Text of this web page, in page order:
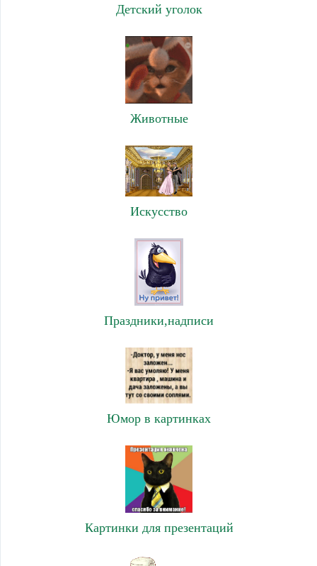
Детский уголок
Животные
Искусство
Праздники,надписи
Юмор в картинках
Картинки для презентаций